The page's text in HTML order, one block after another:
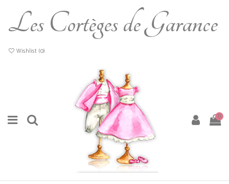
Les Cortèges de Garance
Wishlist (0)
0